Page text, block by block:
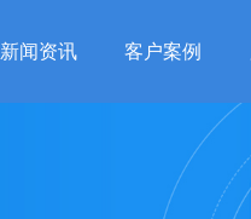
新闻资讯 客户案例